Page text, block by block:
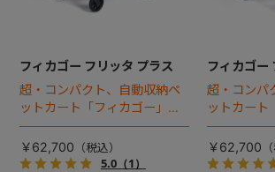
フィカゴー フリッタ プラス
超・コンパクト、自動収納ペ
ットカート「フィカゴー」に
キャビン着脱タイプが新登
場！
￥62,700
5.0（1）
フィカゴー
超・コンパ
ットカート
キャビン着
場！
￥62,700